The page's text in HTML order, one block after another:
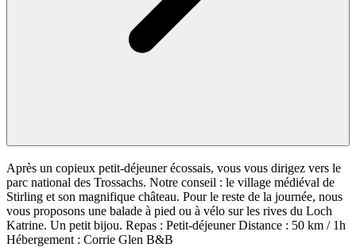
Après un copieux petit-déjeuner écossais, vous vous dirigez vers le
parc national des Trossachs. Notre conseil : le village médiéval de
Stirling et son magnifique château. Pour le reste de la journée, nous
vous proposons une balade à pied ou à vélo sur les rives du Loch
Katrine. Un petit bijou. Repas : Petit-déjeuner Distance : 50 km / 1h
Hébergement : Corrie Glen B&B